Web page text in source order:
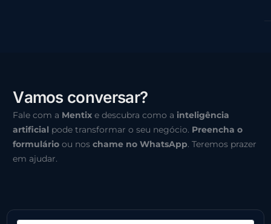
Vamos conversar?
Fale com a Mentix e descubra como a inteligência
artificial pode transformar o seu negócio. Preencha o
formulário ou noschame no WhatsApp. Teremos prazer
em ajudar.